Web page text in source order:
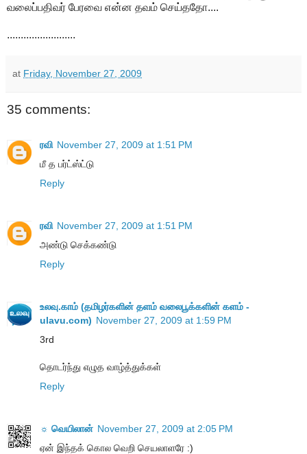
வலைப்பதிவர் பேரவை என்ன தவம் செய்ததோ....
.........................
at Friday, November 27, 2009
35 comments:
ரவி November 27, 2009 at 1:51 PM
மீ த பர்ட்ஸ்ட்டு
Reply
ரவி November 27, 2009 at 1:51 PM
அண்டு செக்கண்டு
Reply
உலவு.காம் (தமிழர்களின் தளம் வலைபூக்களின் களம் -
ulavu.com) November 27, 2009 at 1:59 PM
3rd
தொடர்ந்து எழுத வாழ்த்துக்கள்
Reply
☼ வெயிலான் November 27, 2009 at 2:05 PM
ஏன் இந்தக் கொல வெறி செயலாளரே :)